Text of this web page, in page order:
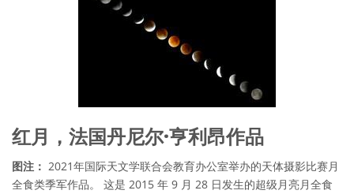
红月，法国丹尼尔·亨利昂作品
图注： 2021年国际天文学联合会教育办公室举办的天体摄影比赛月
全食类季军作品。 这是 2015 年 9 月 28 日发生的超级月亮月全食